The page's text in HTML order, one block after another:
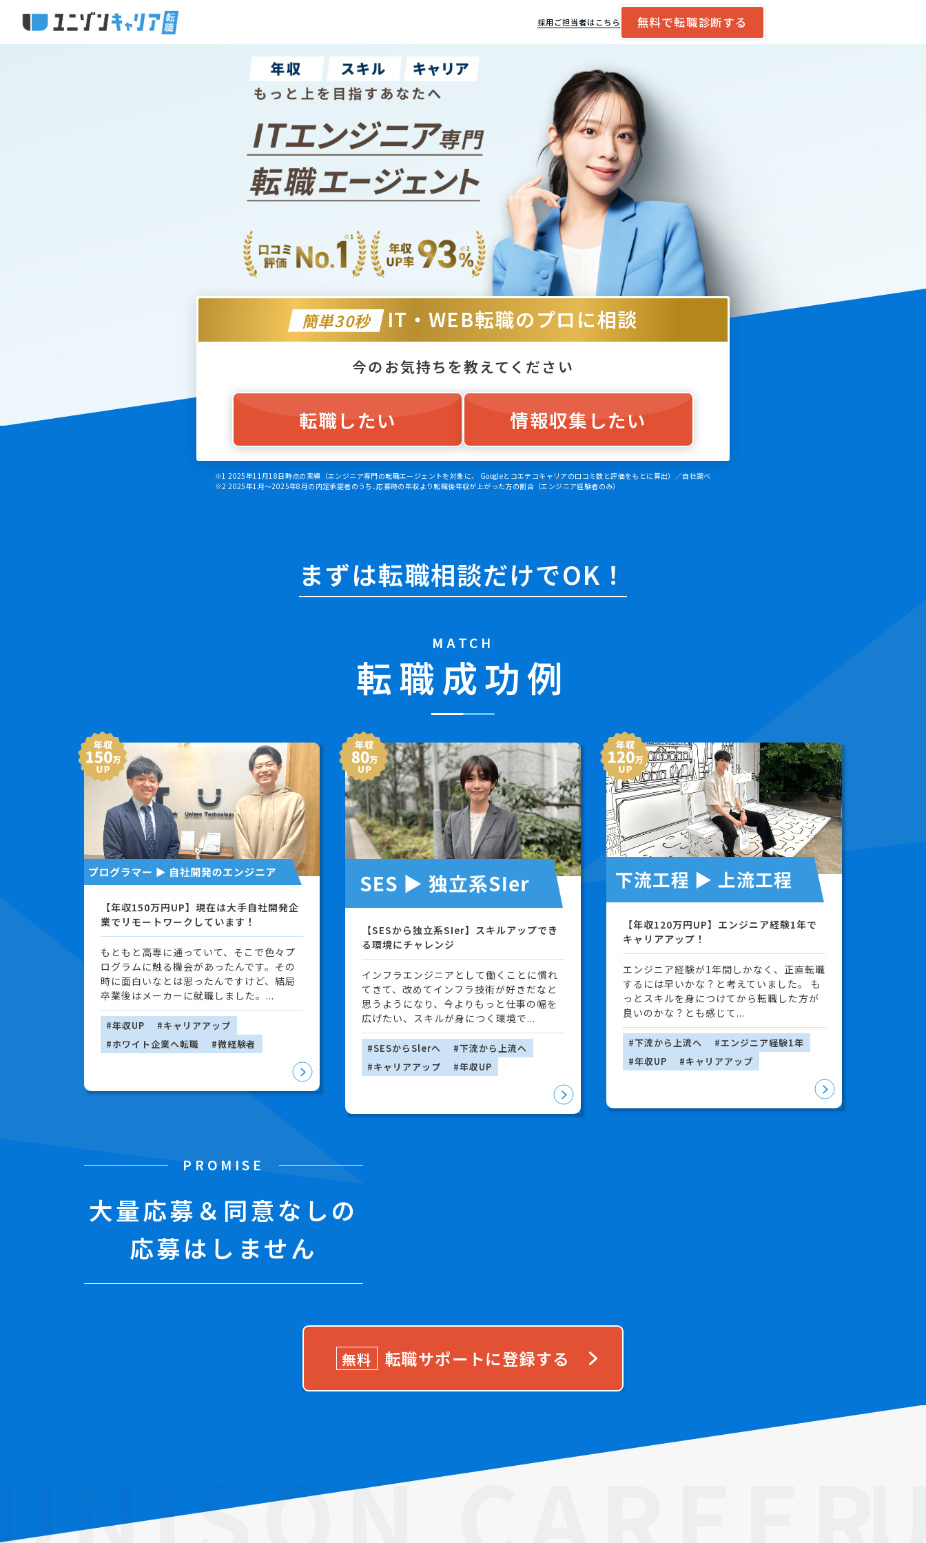
採用ご担当者はこちら 無料で転職診断する
簡単30秒 IT・WEB転職のプロに相談
今のお気持ちを教えてください
転職したい 情報収集したい
※1 2025年11月18日時点の実績（エンジニア専門の転職エージェントを対象に、 Googleとコエテコキャリアの口コミ数と評価をもとに算出）／自社調べ
※2 2025年1月～2025年8月の内定承諾者のうち､応募時の年収より転職後年収が上がった方の割合（エンジニア経験者のみ）
まずは転職相談だけでOK！
MATCH
転職成功例
【年収150万円UP】現在は大手自社開発企
業でリモートワークしています！
もともと高専に通っていて、そこで色々プ
ログラムに触る機会があったんです。その
時に面白いなとは思ったんですけど、結局
卒業後はメーカーに就職しました。...
#年収UP
#キャリアアップ
#ホワイト企業へ転職
#微経験者
【SESから独立系SIer】スキルアップでき
る環境にチャレンジ
インフラエンジニアとして働くことに慣れ
てきて、改めてインフラ技術が好きだなと
思うようになり、今よりもっと仕事の幅を
広げたい、スキルが身につく環境で...
#SESからSlerへ
#下流から上流へ
#キャリアアップ
#年収UP
【年収120万円UP】エンジニア経験1年で
キャリアアップ！
エンジニア経験が1年間しかなく、正直転職
するには早いかな？と考えていました。 も
っとスキルを身につけてから転職した方が
良いのかな？とも感じて...
#下流から上流へ
#エンジニア経験1年
#年収UP
#キャリアアップ
PROMISE
大量応募＆同意なしの
応募はしません
無料 転職サポートに登録する